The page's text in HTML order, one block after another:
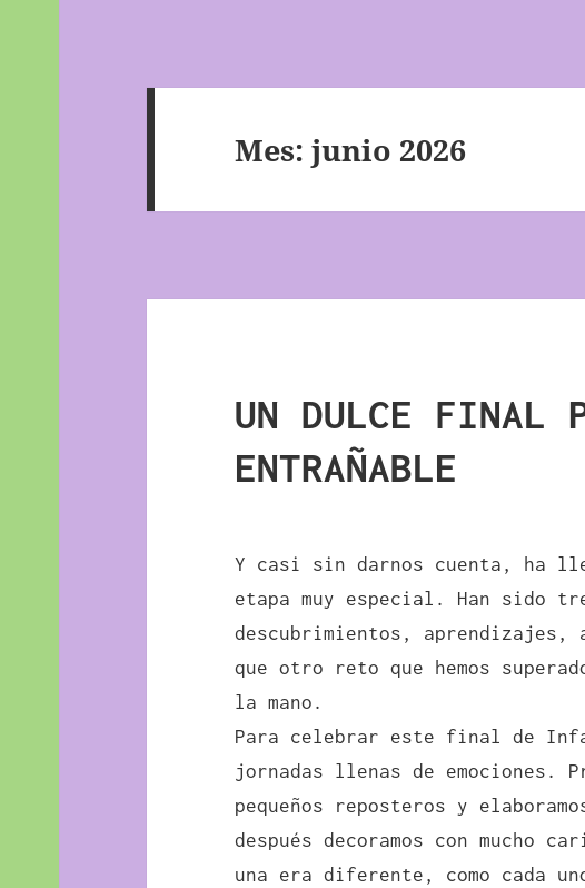
Mes:junio 2026
UN DULCE FINAL
ENTRAÑABLE
Y casi sin darnos cuenta, ha
etapa muy especial. Han sido
descubrimientos, aprendizajes,
que otro reto que hemos
la mano.
Para celebrar este final de
jornadas llenas de emociones.
pequeños reposteros y
después decoramos con mucho
una era diferente, como cada